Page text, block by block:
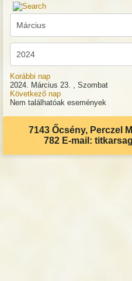
Korábbi nap
2024. Március 23. , Szombat
Következő nap
Nem találhatóak események
7143 Őcsény, Perczel
782 E-mail: